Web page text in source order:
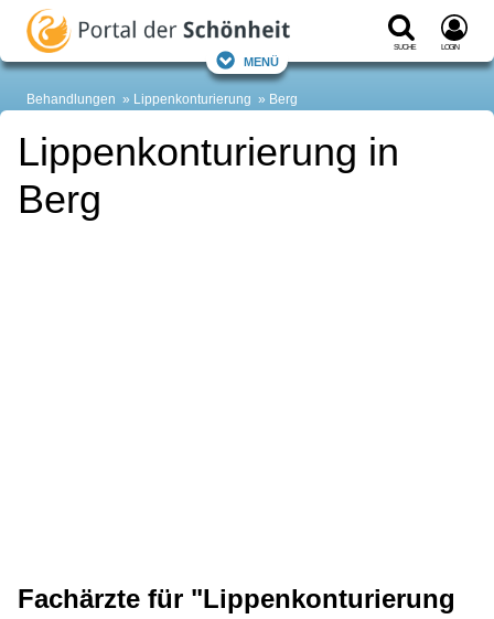
Suche Login
Menü
Behandlungen Lippenkonturierung Berg
Lippenkonturierung in
Berg
Fachärzte für "Lippenkonturierung